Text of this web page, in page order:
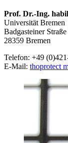
Prof. Dr.-Ing.
Universität Bremen
Badgasteiner Straße
28359 Bremen
Telefon: +49
E-Mail: thoprotect